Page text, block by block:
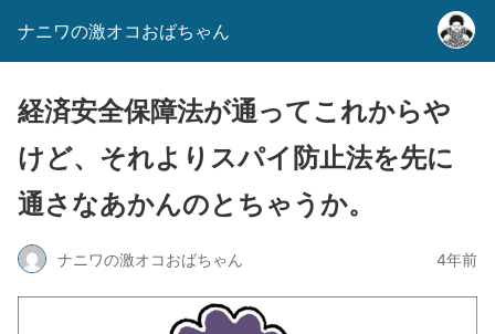
ナニワの激オコおばちゃん
経済安全保障法が通ってこれからや
けど、それよりスパイ防止法を先に
通さなあかんのとちゃうか。
ナニワの激オコおばちゃん 4年前